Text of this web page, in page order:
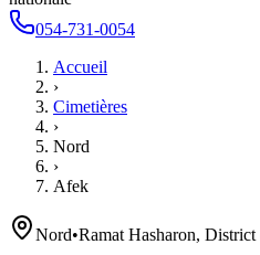
054-731-0054
Accueil
›
Cimetières
›
Nord
›
Afek
Nord•Ramat Hasharon,